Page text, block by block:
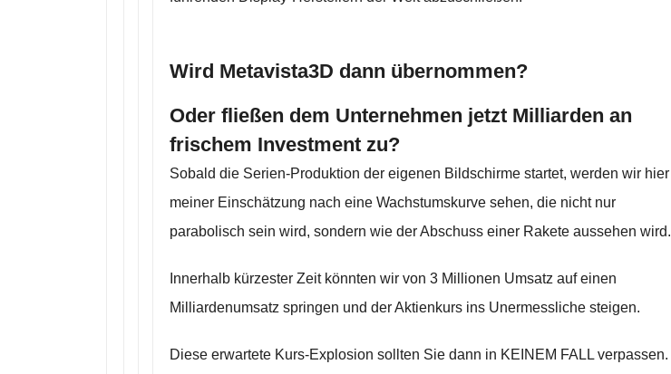
Wird Metavista3D dann übernommen?
Oder fließen dem Unternehmen jetzt Milliarden an
frischem Investment zu?
Sobald die Serien-Produktion der eigenen Bildschirme startet, werden wir hier
meiner Einschätzung nach eine Wachstumskurve sehen, die nicht nur
parabolisch sein wird, sondern wie der Abschuss einer Rakete aussehen wird.
Innerhalb kürzester Zeit könnten wir von 3 Millionen Umsatz auf einen
Milliardenumsatz springen und der Aktienkurs ins Unermessliche steigen.
Diese erwartete Kurs-Explosion sollten Sie dann in KEINEM FALL verpassen.